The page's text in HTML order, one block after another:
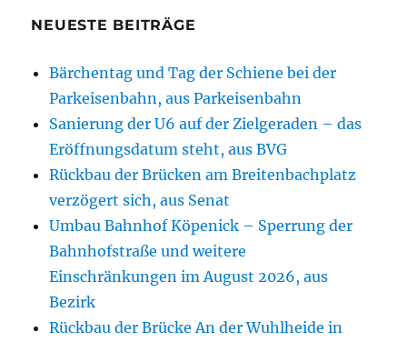
NEUESTE BEITRÄGE
Bärchentag und Tag der Schiene bei der
Parkeisenbahn, aus Parkeisenbahn
Sanierung der U6 auf der Zielgeraden – das
Eröffnungsdatum steht, aus BVG
Rückbau der Brücken am Breitenbachplatz
verzögert sich, aus Senat
Umbau Bahnhof Köpenick – Sperrung der
Bahnhofstraße und weitere
Einschränkungen im August 2026, aus
Bezirk
Rückbau der Brücke An der Wuhlheide in